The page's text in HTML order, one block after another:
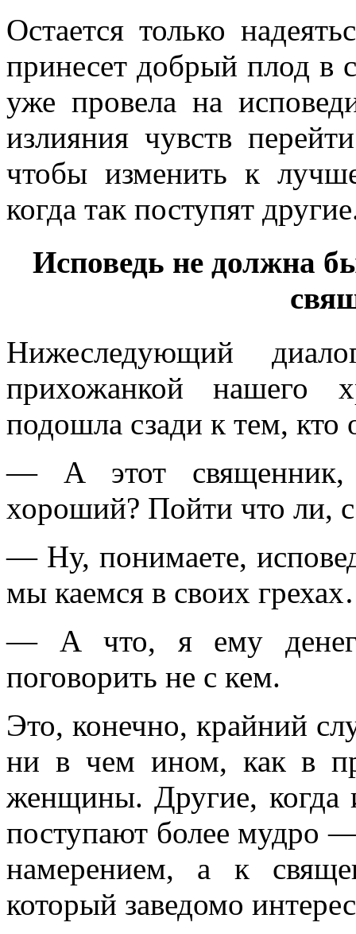
Остается только
принесет добрый плод в
уже провела на
излияния чувств
чтобы изменить к
когда так поступят
Исповедь не должна
Нижеследующий
прихожанкой нашего
подошла сзади к тем, кто
— А этот священник,
хороший? Пойти что ли,
— Ну, понимаете,
мы каемся в своих
— А что, я ему
поговорить не с кем.
Это, конечно, крайний
ни в чем ином, как в
женщины. Другие, когда
поступают более мудро
намерением, а к
который заведомо